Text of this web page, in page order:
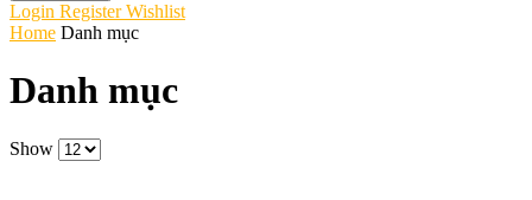
Login RegisterWishlist
Home Danh mục
Danh mục
Show